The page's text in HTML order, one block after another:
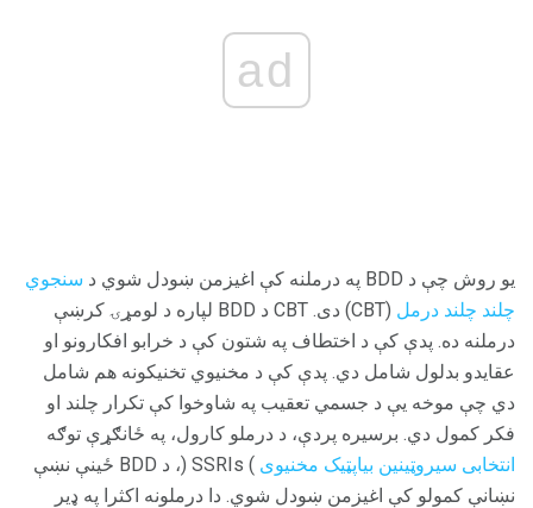
ad
یو روش چې د BDD په درملنه کې اغیزمن ښودل شوي د
سنجوي
چلند چلند درمل
(CBT) دی. CBT د BDD لپاره د لومړۍ کرښې
درملنه ده. پدې کې د اختطاف په شتون کې د خرابو افکارونو او
عقایدو بدلول شامل دي. پدې کې د مخنیوي تخنیکونه هم شامل
دي چې موخه یې د جسمي تعقیب په شاوخوا کې تکرار چلند او
فکر کمول دي. برسیره پردې، د درملو کارول، په ځانګړې توګه
انتخابی سیروټینین بیاپټیک مخنیوی
) SSRIs (، د BDD ځینې نښې
نښانې کمولو کې اغیزمن ښودل شوي. دا درملونه اکثرا په ډیر